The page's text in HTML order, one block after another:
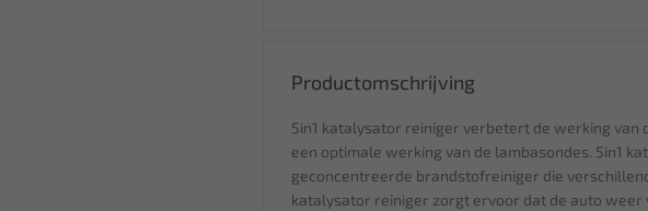
Productomschrijving
5in1 katalysator reiniger verbetert de werking van
een optimale werking van de lambasondes. 5in1
geconcentreerde brandstofreiniger die
katalysator reiniger zorgt ervoor dat de auto weer